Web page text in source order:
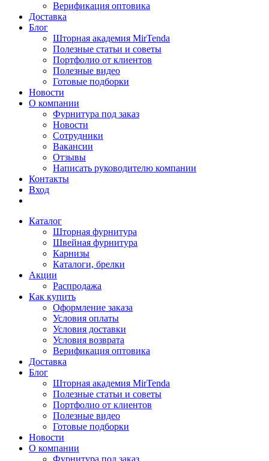
Верификация оптовика
Доставка
Блог
Шторная академия MirTenda
Полезные статьи и советы
Портфолио от клиентов
Полезные видео
Готовые подборки
Новости
О компании
Фурнитура под заказ
Новости
Сотрудники
Вакансии
Отзывы
Написать руководителю компании
Контакты
Вход
Каталог
Шторная фурнитура
Швейная фурнитура
Карнизы
Каталоги, брелки
Акции
Распродажа
Как купить
Оформление заказа
Условия оплаты
Условия доставки
Условия возврата
Верификация оптовика
Доставка
Блог
Шторная академия MirTenda
Полезные статьи и советы
Портфолио от клиентов
Полезные видео
Готовые подборки
Новости
О компании
Фурнитура под заказ